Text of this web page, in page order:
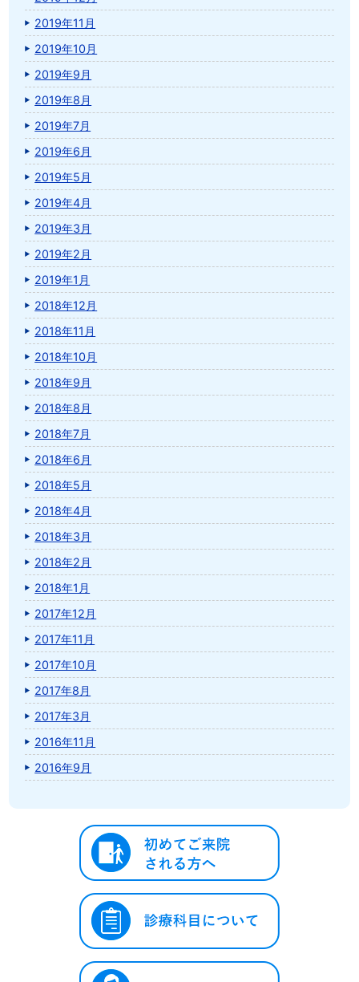
2019年11月
2019年10月
2019年9月
2019年8月
2019年7月
2019年6月
2019年5月
2019年4月
2019年3月
2019年2月
2019年1月
2018年12月
2018年11月
2018年10月
2018年9月
2018年8月
2018年7月
2018年6月
2018年5月
2018年4月
2018年3月
2018年2月
2018年1月
2017年12月
2017年11月
2017年10月
2017年8月
2017年3月
2016年11月
2016年9月